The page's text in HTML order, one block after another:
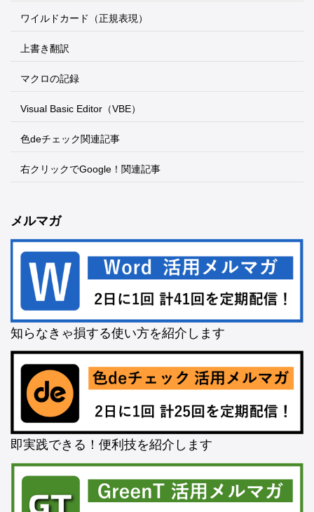
ワイルドカード（正規表現）
上書き翻訳
マクロの記録
Visual Basic Editor（VBE）
色deチェック関連記事
右クリックでGoogle！関連記事
メルマガ
知らなきゃ損する使い方を紹介します
即実践できる！便利技を紹介します